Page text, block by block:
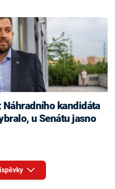
Náhradního kandidáta
u Senátu jasno